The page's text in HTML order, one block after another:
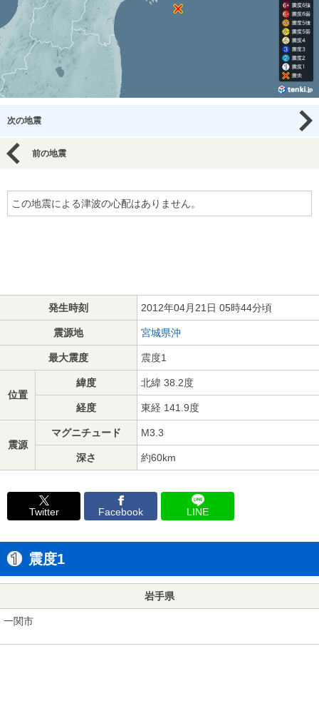
次の地震
前の地震
この地震による津波の心配はありません。
発生時刻 2012年04月21日 05時44分頃
震源地 宮城県沖
最大震度 震度1
位置
緯度 北緯 38.2度
経度 東経 141.9度
震源
マグニチュード M3.3
深さ 約60km
Twitter Facebook LINE
震度1
岩手県
一関市